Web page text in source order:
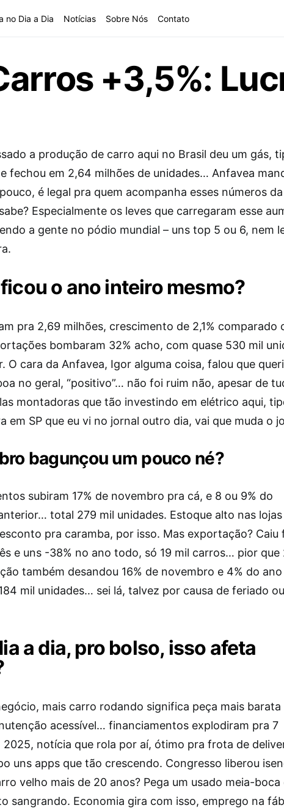
no Dia a Dia Notícias Sobre Nós Contato
+3,5%:
a produção de carro aqui no Brasil deu um gás,
fechou em 2,64 milhões de unidades… Anfavea
é legal pra quem acompanha esses números da
Especialmente os leves que carregaram esse
a gente no pódio mundial – uns top 5 ou 6, nem
o ano inteiro mesmo?
pra 2,69 milhões, crescimento de 2,1% comparado
bombaram 32% acho, com quase 530 mil
O cara da Anfavea, Igor alguma coisa, falou que
no geral, “positivo”… não foi ruim não, apesar de
montadoras que tão investindo em elétrico aqui,
em SP que eu vi no jornal outro dia, vai que muda o
bagunçou um pouco né?
subiram 17% de novembro pra cá, e 8 ou 9% do
total 279 mil unidades. Estoque alto nas lojas
pra caramba, por isso. Mas exportação? Caiu
e uns -38% no ano todo, só 19 mil carros… pior que
também desandou 16% de novembro e 4% do ano
mil unidades… sei lá, talvez por causa de feriado
a dia, pro bolso, isso afeta
mais carro rodando significa peça mais barata
acessível… financiamentos explodiram pra 7
2025, notícia que rola por aí, ótimo pra frota de
uns apps que tão crescendo. Congresso liberou
velho mais de 20 anos? Pega um usado meia-boca
sangrando. Economia gira com isso, emprego na